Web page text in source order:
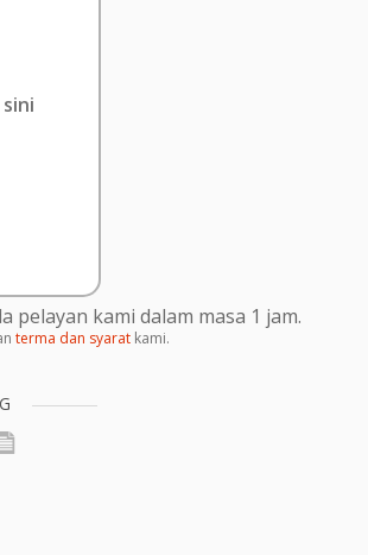
kami dalam masa 1 jam.
terma dan syarat kami.